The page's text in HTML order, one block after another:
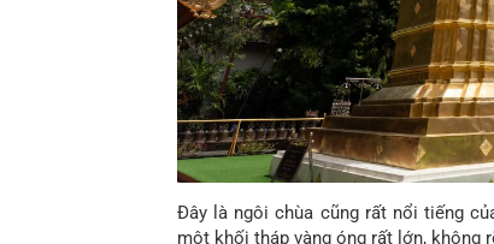
Đây là ngôi chùa cũng rất nổi tiếng
một khối tháp vàng óng rất lớn, không